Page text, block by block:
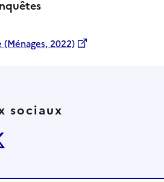
2022)
sociaux